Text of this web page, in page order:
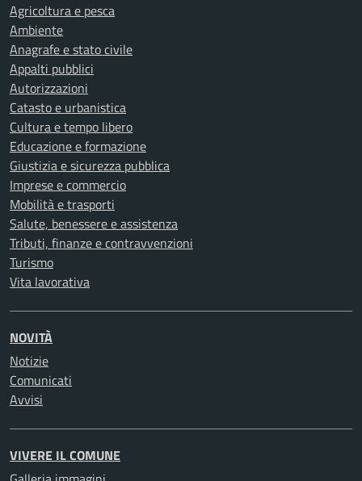
Agricoltura e pesca
Ambiente
Anagrafe e stato civile
Appalti pubblici
Autorizzazioni
Catasto e urbanistica
Cultura e tempo libero
Educazione e formazione
Giustizia e sicurezza pubblica
Imprese e commercio
Mobilità e trasporti
Salute, benessere e assistenza
Tributi, finanze e contravvenzioni
Turismo
Vita lavorativa
NOVITÀ
Notizie
Comunicati
Avvisi
VIVERE IL COMUNE